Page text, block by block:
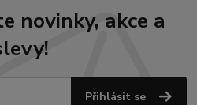
novinky, akce a
Přihlásit se